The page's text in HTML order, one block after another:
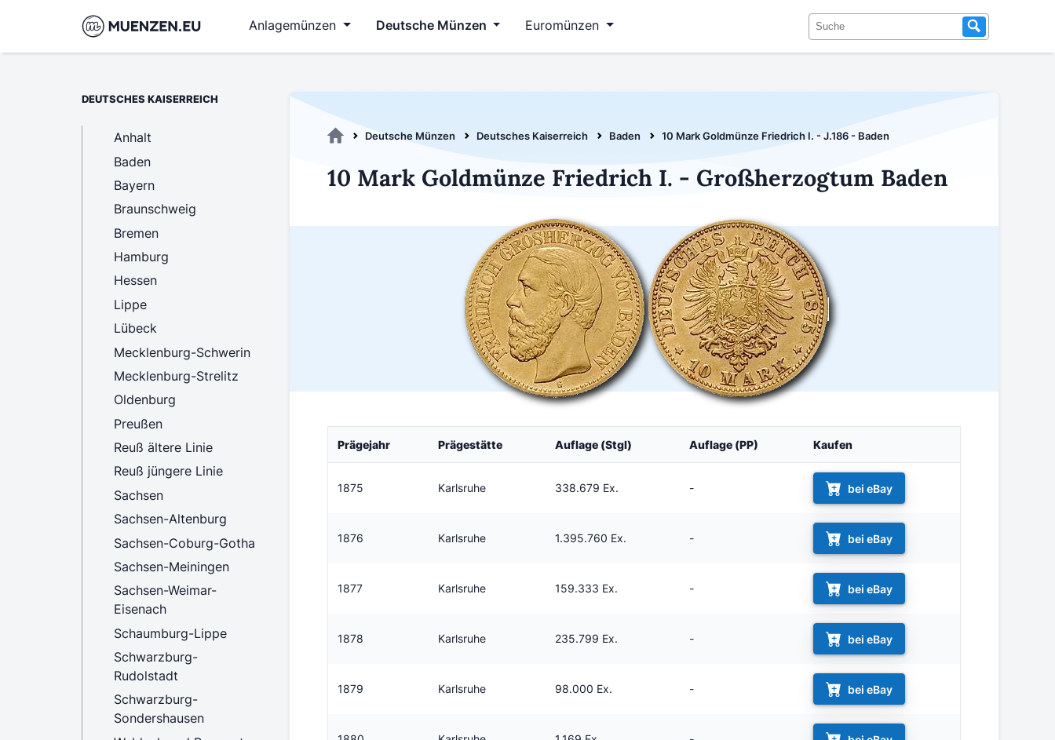
Anlagemünzen Deutsche Münzen Euromünzen
Deutsche Münzen Deutsches Kaiserreich Baden 10 Mark Goldmünze Friedrich I. - J.186 - Baden
10 Mark Goldmünze Friedrich I. - Großherzogtum Baden
Prägejahr Prägestätte Auflage (Stgl) Auflage (PP) Kaufen
1875 Karlsruhe 338.679 Ex. - bei eBay
1876 Karlsruhe 1.395.760 Ex. - bei eBay
1877 Karlsruhe 159.333 Ex. - bei eBay
1878 Karlsruhe 235.799 Ex. - bei eBay
1879 Karlsruhe 98.000 Ex. - bei eBay
DEUTSCHES KAISERREICH
Anhalt
Baden
Bayern
Braunschweig
Bremen
Hamburg
Hessen
Lippe
Lübeck
Mecklenburg-Schwerin
Mecklenburg-Strelitz
Oldenburg
Preußen
Reuß ältere Linie
Reuß jüngere Linie
Sachsen
Sachsen-Altenburg
Sachsen-Coburg-Gotha
Sachsen-Meiningen
Sachsen-Weimar-
Eisenach
Schaumburg-Lippe
Schwarzburg-
Rudolstadt
Schwarzburg-
Sondershausen